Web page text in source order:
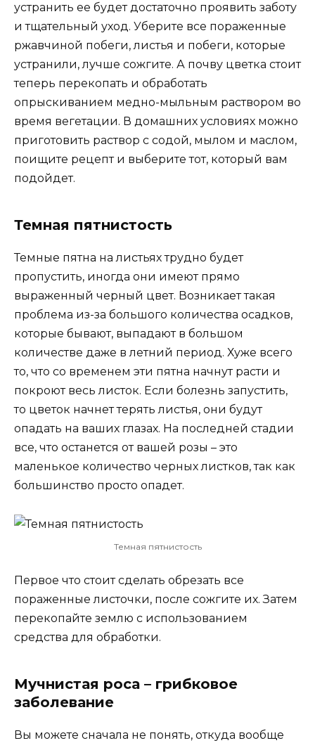
устранить ее будет достаточно проявить заботу
и тщательный уход. Уберите все пораженные
ржавчиной побеги, листья и побеги, которые
устранили, лучше сожгите. А почву цветка стоит
теперь перекопать и обработать
опрыскиванием медно-мыльным раствором во
время вегетации. В домашних условиях можно
приготовить раствор с содой, мылом и маслом,
поищите рецепт и выберите тот, который вам
подойдет.
Темная пятнистость
Темные пятна на листьях трудно будет
пропустить, иногда они имеют прямо
выраженный черный цвет. Возникает такая
проблема из-за большого количества осадков,
которые бывают, выпадают в большом
количестве даже в летний период. Хуже всего
то, что со временем эти пятна начнут расти и
покроют весь листок. Если болезнь запустить,
то цветок начнет терять листья, они будут
опадать на ваших глазах. На последней стадии
все, что останется от вашей розы – это
маленькое количество черных листков, так как
большинство просто опадет.
Темная пятнистость
Первое что стоит сделать обрезать все
пораженные листочки, после сожгите их. Затем
перекопайте землю с использованием
средства для обработки.
Мучнистая роса – грибковое
заболевание
Вы можете сначала не понять, откуда вообще